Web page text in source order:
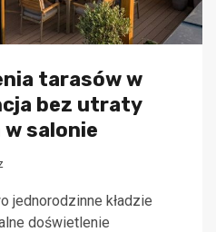
tarasów w
bez utraty
w salonie
jednorodzinne kładzie
doświetlenie